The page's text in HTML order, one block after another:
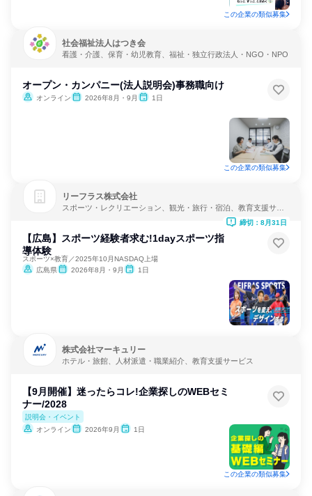
この企業の類似募集
社会福祉法人はつき会
看護・介護、保育・幼児教育、福祉・独立行政法人・NGO・NPO
オープン・カンパニー(法人説明会)事務職向け
オンライン 2026年8月・9月 1日
この企業の類似募集
リーフラス株式会社
スポーツ・レクリエーション、観光・旅行・宿泊、教育支援サー
【広島】スポーツ経験者求む!1dayスポーツ指
導体験
スポーツ×教育／2025年10月NASDAQ上場
広島県
2026年8月・9月 1日
締切：8月31日
株式会社マーキュリー
ホテル・旅館、人材派遣・職業紹介、教育支援サービス
【9月開催】迷ったらコレ!企業探しのWEBセミ
ナー/2028
説明会・イベント
オンライン
2026年9月 1日
この企業の類似募集